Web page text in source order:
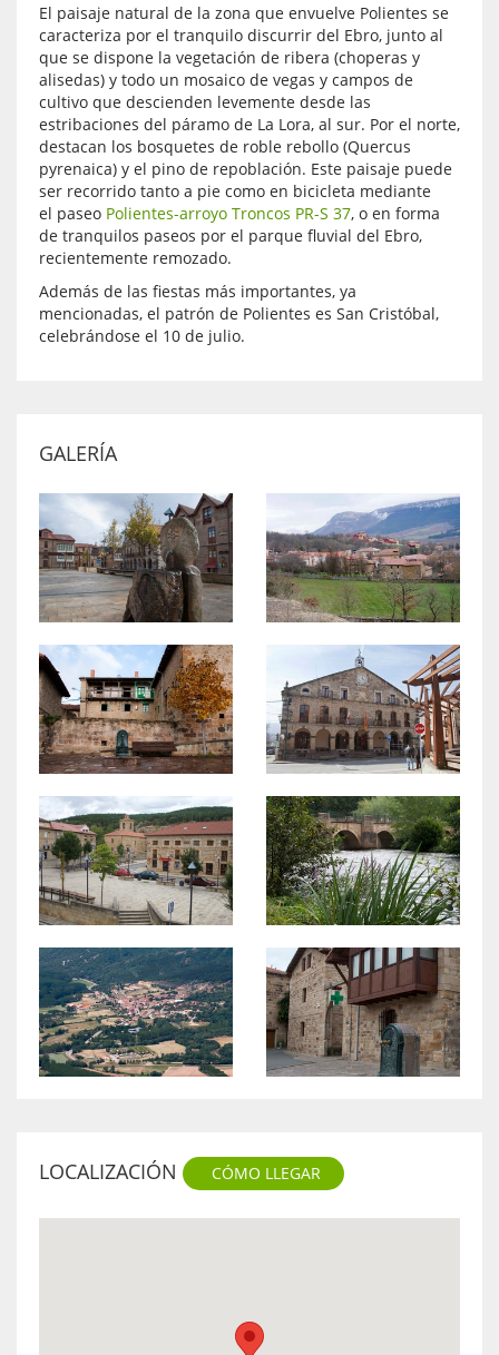
El paisaje natural de la zona que envuelve Polientes se
caracteriza por el tranquilo discurrir del Ebro, junto al
que se dispone la vegetación de ribera (choperas y
alisedas) y todo un mosaico de vegas y campos de
cultivo que descienden levemente desde las
estribaciones del páramo de La Lora, al sur. Por el norte,
destacan los bosquetes de roble rebollo (Quercus
pyrenaica) y el pino de repoblación. Este paisaje puede
ser recorrido tanto a pie como en bicicleta mediante
el paseo Polientes-arroyo Troncos PR-S 37, o en forma
de tranquilos paseos por el parque fluvial del Ebro,
recientemente remozado.
Además de las fiestas más importantes, ya
mencionadas, el patrón de Polientes es San Cristóbal,
celebrándose el 10 de julio.
GALERÍA
LOCALIZACIÓN CÓMO LLEGAR